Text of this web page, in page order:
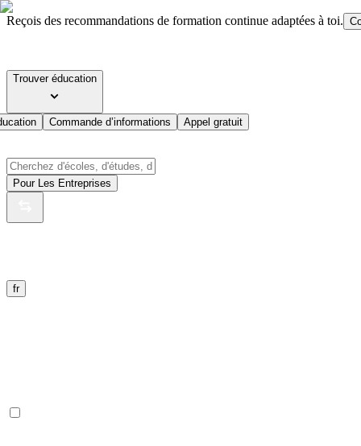
Reçois des recommandations de formation continue adaptées à toi.
Trouver éducation
Commande d’informations Appel gratuit
Pour Les Entreprises
fr